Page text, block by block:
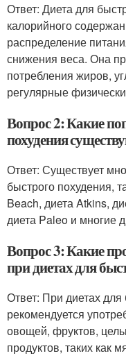
Ответ: Диета для
калорийного
распределение
снижения веса. Она
потребления жиров,
регулярные
Вопрос 2: Какие
похудения
Ответ: Существует
быстрого похудения,
Beach, диета Atkins,
диета Paleo и многие
Вопрос 3: Какие
при диетах для
Ответ: При диетах для
рекомендуется
овощей, фруктов,
продуктов, таких как